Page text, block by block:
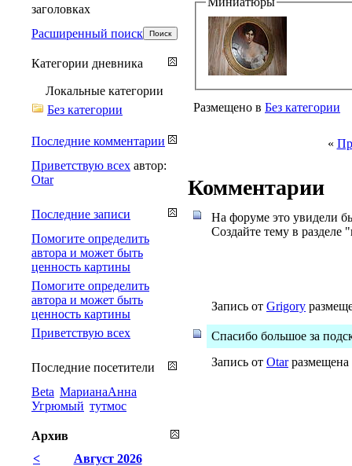
Размещено в Без категории
«
Комментарии
На форуме это увидели
Создайте тему в разделе
Запись от Grigory
Спасибо большое за
Запись от Otarразмещена
заголовках
Расширенный поиск
Категории дневника
Локальные категории
Без категории
Последние комментарии
Приветствую всех автор:
Otar
Последние записи
Помогите определить
автора и может быть
ценность картины
Помогите определить
автора и может быть
ценность картины
Приветствую всех
Последние посетители
Beta МарианаАнна
Угрюмый тутмос
Архив
<
Август 2026